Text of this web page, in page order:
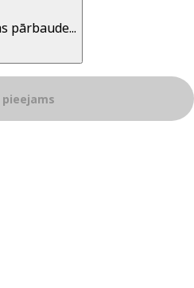
pārbaude...
pieejams